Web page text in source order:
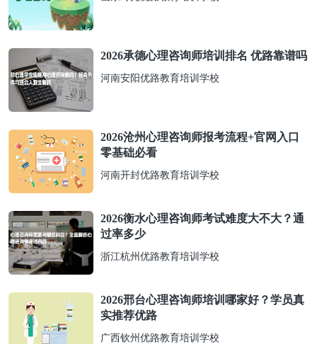
2026承德心理咨询师培训排名 优路靠谱吗
河南安阳优路教育培训学校
2026沧州心理咨询师报考流程+官网入口
零基础必看
河南开封优路教育培训学校
2026衡水心理咨询师考试难度大不大？通
过率多少
浙江杭州优路教育培训学校
2026邢台心理咨询师培训哪家好？学员真
实推荐优路
广西钦州优路教育培训学校